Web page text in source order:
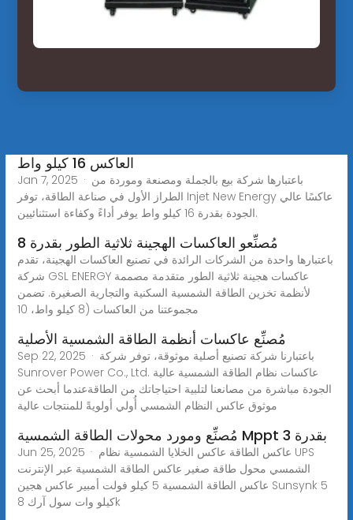
العاكس 16 كيلو واط
Jan 7, 2025 · باعتبارها شركة بيع بالجملة ومصنعة وموردة من
الطراز الأول في صناعة الطاقة، توفر Injet New Energy عاكسًا عالي
الجودة بقدرة 16 كيلو واط يوفر أداءً وكفاءة استثنائيين.
مُصنِّعو العاكسات الهجينة ثلاثية الطور بقدرة 8
باعتبارها واحدة من الشركات الرائدة في تصنيع العاكسات الهجينة، تقدم
شركة GSL ENERGY عاكسات هجينة ثلاثية الطور متقدمة مصممة
لأنظمة تخزين الطاقة الشمسية السكنية والتجارية الصغيرة. تضمن
مجموعتنا من العاكسات (8 كيلو واط، 10
مُصنِّع عاكسات أنظمة الطاقة الشمسية الأصلية
Sep 22, 2025 · باعتبارنا شركة تصنيع أصلية موثوقة، توفر شركة
Sunrover Power Co., Ltd. عاكسات نظام الطاقة الشمسية عالية
الجودة مباشرة من مصانعنا لتلبية احتياجاتك من الطاقةعندما أبحث عن
موثوق عاكس النظام الشمسي أُولي أولويةً للمنتجات عالية
مُصنِّع ومورد محولات الطاقة الشمسية Mppt بقدرة 3
Jun 25, 2025 · عاكس الطاقة عاكس الخلايا الشمسية نظام UPS
الشمسي محول طاقة صغير عاكس الطاقة الشمسية عبر الإنترنت
عاكس الطاقة الشمسية 5 كيلو فولت أمبير عاكس هجين Sunsynk 5
كيلو وات سول آرك 8k